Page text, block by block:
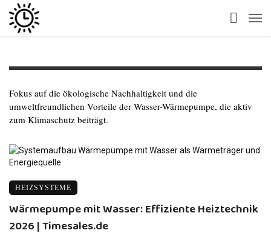
Fokus auf die ökologische Nachhaltigkeit und die
umweltfreundlichen Vorteile der Wasser-Wärmepumpe, die aktiv
zum Klimaschutz beiträgt.
HEIZSYSTEME
Wärmepumpe mit Wasser: Effiziente Heiztechnik
2026 | Timesales.de